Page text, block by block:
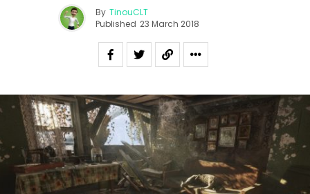
By TinouCLT
Published 23 March 2018